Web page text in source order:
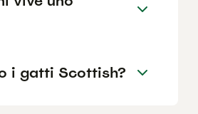
i gatti Scottish?